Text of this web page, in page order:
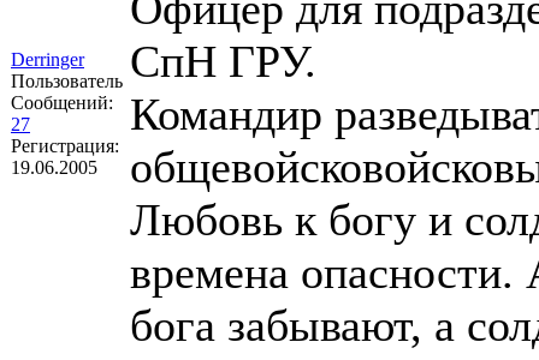
Derringer
Пользователь
Сообщений:
27
Регистрация:
19.06.2005
СпН ГРУ.
Командир
Любовь к богу и
времена
бога забывают, а